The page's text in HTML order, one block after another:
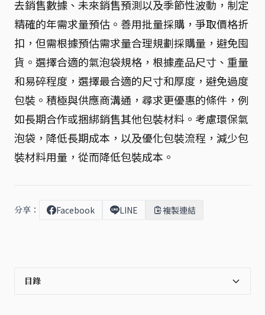
去銷售數據、未來銷售預測以及季節性波動，制定
精確的年需求量預估。善用批量採購，爭取價格折
扣，但需根據預估需求量合理規劃採購量，避免囤
貨。選擇合適的氣泡袋規格，根據產品尺寸、重量
和易碎程度，選擇最合適的尺寸和厚度，避免過度
包裝。積極與供應商溝通，尋求更優惠的條件，例
如長期合作或捆綁銷售其他包裝材料。考慮環保氣
泡袋，降低長期成本，以及優化包裝流程，減少包
裝材料用量，從而降低包裝成本。
分享： Facebook LINE 複製連結
目錄